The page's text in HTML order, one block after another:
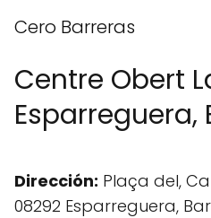
Cero Barreras
Centre Obert
Esparreguera,
Dirección: Plaça del,
08292 Esparreguera,